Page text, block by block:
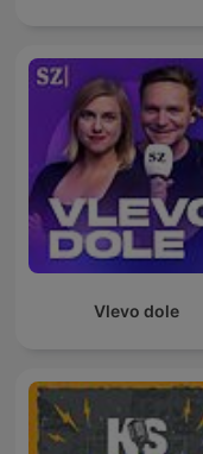
Vlevo dole